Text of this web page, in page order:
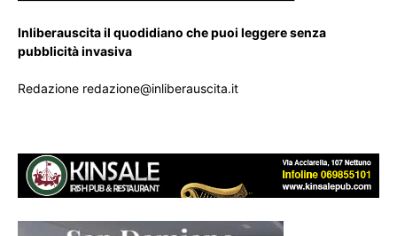
Inliberauscita il quodidiano che puoi leggere senza
pubblicità invasiva
Redazione redazione@inliberauscita.it